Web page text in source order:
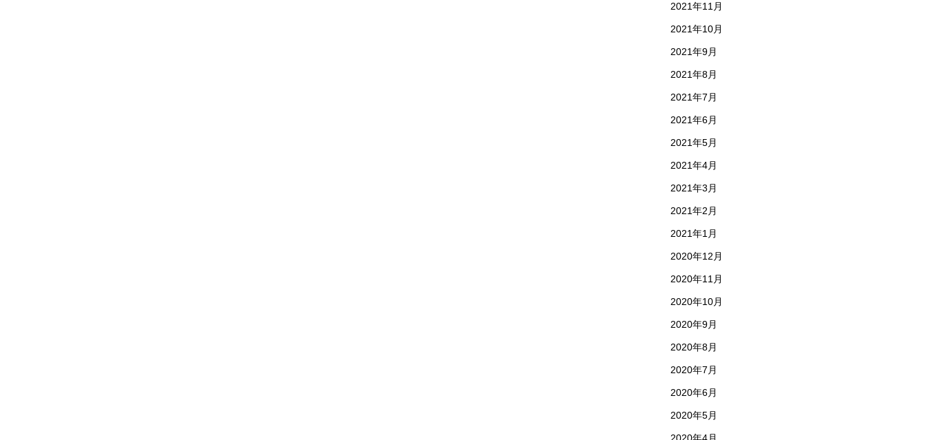
2021年11月
2021年10月
2021年9月
2021年8月
2021年7月
2021年6月
2021年5月
2021年4月
2021年3月
2021年2月
2021年1月
2020年12月
2020年11月
2020年10月
2020年9月
2020年8月
2020年7月
2020年6月
2020年5月